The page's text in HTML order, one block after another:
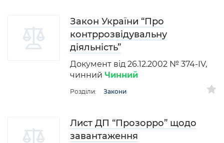
Закон України “Про
контррозвідувальну
діяльність”
Документ від 26.12.2002 № 374-IV,
чинний Чинний
Розділи: Закони
Лист ДП “Прозорро” щодо
завантаження